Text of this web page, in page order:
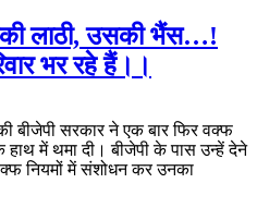
लाठी, उसकी भैंस…!
भर रहे हैं।।
बीजेपी सरकार ने एक बार फिर वक्फ
हाथ में थमा दी। बीजेपी के पास उन्हें देने
नियमों में संशोधन कर उनका